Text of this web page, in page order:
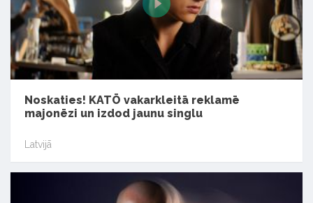
Noskaties! KATŌ vakarkleitā reklamē
majonēzi un izdod jaunu singlu
Latvijā